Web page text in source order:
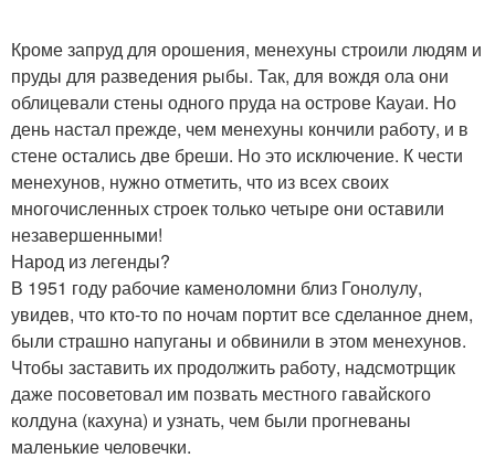
Кроме запруд для орошения, менехуны строили людям и
пруды для разведения рыбы. Так, для вождя ола они
облицевали стены одного пруда на острове Кауаи. Но
день настал прежде, чем менехуны кончили работу, и в
стене остались две бреши. Но это исключение. К чести
менехунов, нужно отметить, что из всех своих
многочисленных строек только четыре они оставили
незавершенными!
Народ из легенды?
В 1951 году рабочие каменоломни близ Гонолулу,
увидев, что кто-то по ночам портит все сделанное днем,
были страшно напуганы и обвинили в этом менехунов.
Чтобы заставить их продолжить работу, надсмотрщик
даже посоветовал им позвать местного гавайского
колдуна (кахуна) и узнать, чем были прогневаны
маленькие человечки.